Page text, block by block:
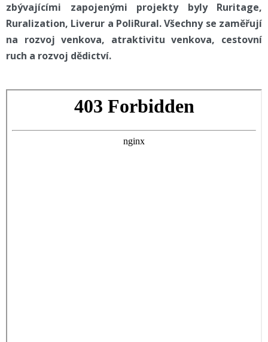
zbývajícími zapojenými projekty byly Ruritage,
Ruralization, Liverur a PoliRural. Všechny se zaměřují
na rozvoj venkova, atraktivitu venkova, cestovní
ruch a rozvoj dědictví.